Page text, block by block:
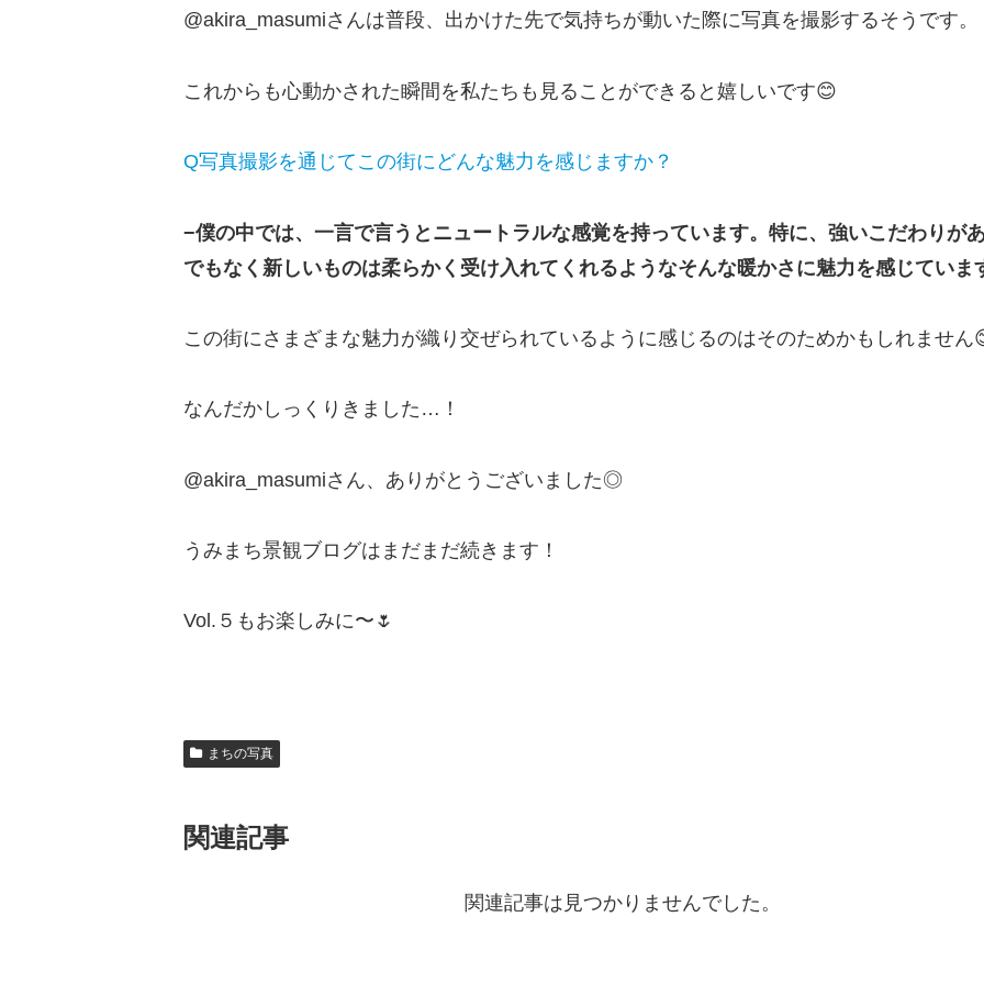
@akira_masumiさんは普段、出かけた先で気持ちが動いた際に写真を撮影するそうです。
これからも心動かされた瞬間を私たちも見ることができると嬉しいです😊
Q写真撮影を通じてこの街にどんな魅力を感じますか？
−僕の中では、一言で言うとニュートラルな感覚を持っています。特に、強いこだわりが
でもなく新しいものは柔らかく受け入れてくれるようなそんな暖かさに魅力を感じていま
この街にさまざまな魅力が織り交ぜられているように感じるのはそのためかもしれません
なんだかしっくりきました…！
@akira_masumiさん、ありがとうございました◎
うみまち景観ブログはまだまだ続きます！
Vol.５もお楽しみに〜🌷
まちの写真
関連記事
関連記事は見つかりませんでした。